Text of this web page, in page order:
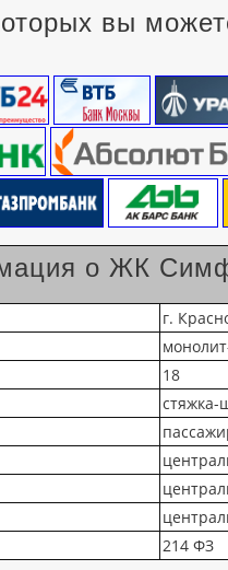
вы
о ЖК
г.
18
стяжка-
214 ФЗ